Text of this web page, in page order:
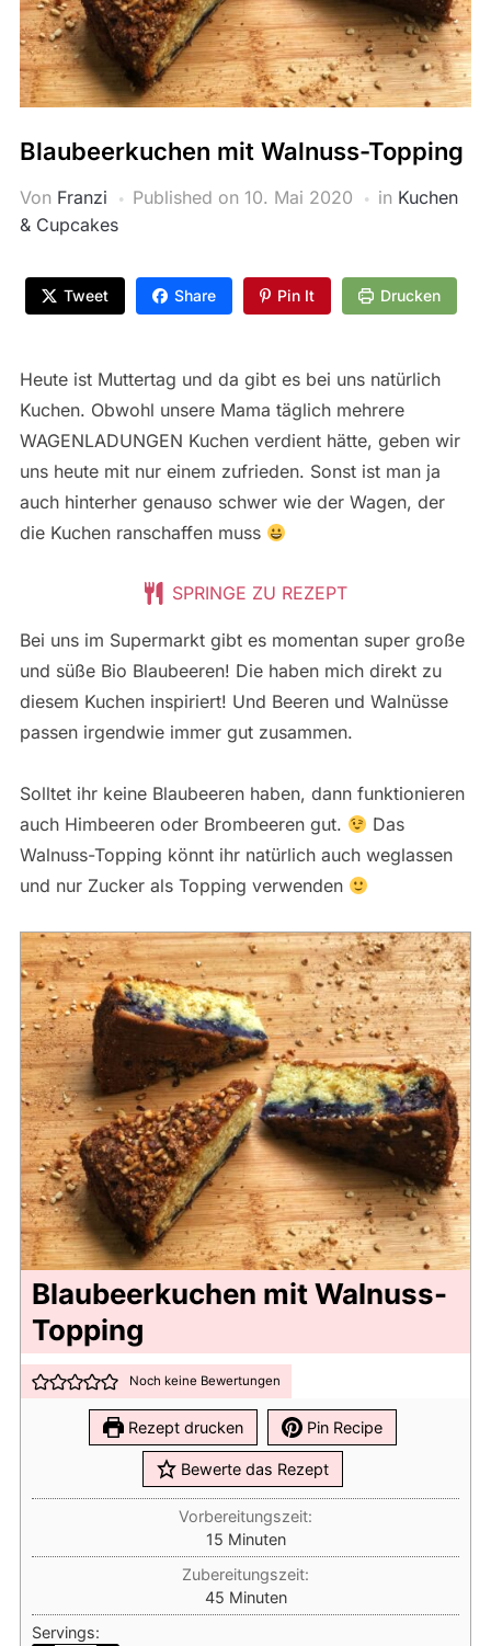
Blaubeerkuchen mit Walnuss-Topping
Von Franzi Published on 10. Mai 2020 in Kuchen
& Cupcakes
Tweet Share Pin It Drucken
Heute ist Muttertag und da gibt es bei uns natürlich
Kuchen. Obwohl unsere Mama täglich mehrere
WAGENLADUNGEN Kuchen verdient hätte, geben wir
uns heute mit nur einem zufrieden. Sonst ist man ja
auch hinterher genauso schwer wie der Wagen, der
die Kuchen ranschaffen muss
SPRINGE ZU REZEPT
Bei uns im Supermarkt gibt es momentan super große
und süße Bio Blaubeeren! Die haben mich direkt zu
diesem Kuchen inspiriert! Und Beeren und Walnüsse
passen irgendwie immer gut zusammen.
Solltet ihr keine Blaubeeren haben, dann funktionieren
auch Himbeeren oder Brombeeren gut.
Das
Walnuss-Topping könnt ihr natürlich auch weglassen
und nur Zucker als Topping verwenden
Blaubeerkuchen mit Walnuss-
Topping
Noch keine Bewertungen
Rezept drucken Pin Recipe
Bewerte das Rezept
Vorbereitungszeit:
15Minuten
Minuten
Zubereitungszeit:
45Minuten
Minuten
Servings: